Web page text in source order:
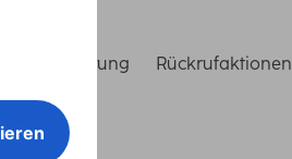
Rückrufaktionen